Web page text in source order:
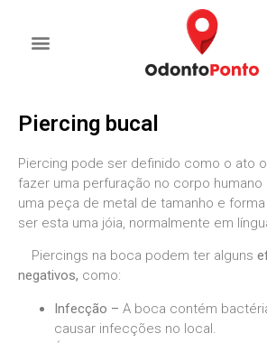
Piercing bucal
Piercing pode ser definido como o ato
fazer uma perfuração no corpo
uma peça de metal de tamanho e
ser esta uma jóia, normalmente em
Piercings na boca podem ter alguns
negativos, como:
Infecção – A boca contém
causar infecções no local.